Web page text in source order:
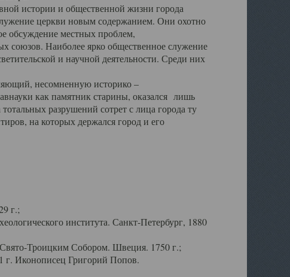
истории и общественной жизни города
церкви новым содержанием. Они охотно
обсуждение местных проблем,
союзов. Наиболее ярко общественное служение
и научной деятельности. Среди них
несомненную историко –
как памятник старины, оказался лишь
разрушений сотрет с лица города ту
на которых держался город и его
г.;
института. Санкт-Петербург, 1880
Троицким Собором. Швеция. 1750 г.;
Иконописец Григорий Попов.